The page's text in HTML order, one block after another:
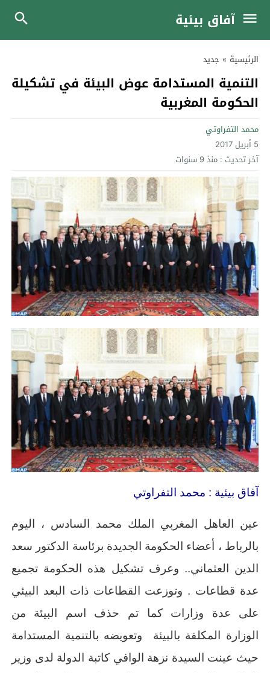
آفاق بيئية
الرئيسية » جديد
التنمية المستدامة عوض البيئة في تشكيلة
الحكومة المغربية
محمد التفراوتي
5 أبريل 2017
آخر تحديث : منذ 9 سنوات
آفاق بيئية : محمد التفراوتي
عين العاهل المغربي الملك محمد السادس ، اليوم
بالرباط ، أعضاء الحكومة الجديدة برئاسة الدكتور سعد
الدين العثماني.. وعرف تشكيل هذه الحكومة تجميع
عدة قطاعات . وتوزعت القطاعات ذات البعد البيئي
على عدة وزارات كما تم حذف اسم البيئة من
الوزارة المكلفة بالبيئة وتعويضه بالتنمية المستدامة
حيث عينت السيدة نزهة الوافي كاتبة الدولة لدى وزير